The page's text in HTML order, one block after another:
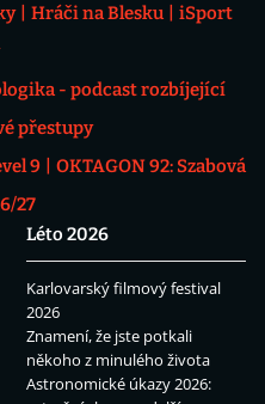
Hráči na Blesku
iSport
- podcast rozbíjející
přestupy
9
OKTAGON 92: Szabová
27
Léto 2026
Karlovarský filmový festival
2026
Znamení, že jste potkali
někoho z minulého života
Astronomické úkazy 2026: